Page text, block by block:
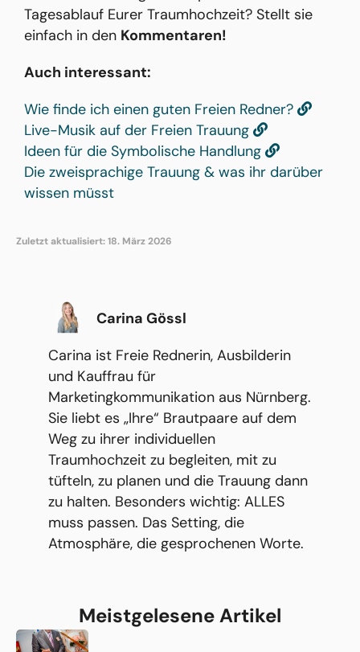
Tagesablauf Eurer Traumhochzeit? Stellt sie
einfach in den Kommentaren!
Auch interessant:
Wie finde ich einen guten Freien Redner?
Live-Musik auf der Freien Trauung
Ideen für die Symbolische Handlung
Die zweisprachige Trauung & was ihr darüber
wissen müsst
Zuletzt aktualisiert: 18. März 2026
Carina Gössl
Carina ist Freie Rednerin, Ausbilderin
und Kauffrau für
Marketingkommunikation aus Nürnberg.
Sie liebt es „Ihre“ Brautpaare auf dem
Weg zu ihrer individuellen
Traumhochzeit zu begleiten, mit zu
tüfteln, zu planen und die Trauung dann
zu halten. Besonders wichtig: ALLES
muss passen. Das Setting, die
Atmosphäre, die gesprochenen Worte.
Meistgelesene Artikel